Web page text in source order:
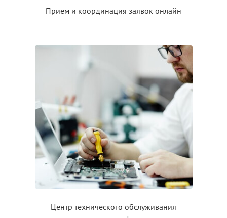
Прием и координация заявок онлайн
Центр технического обслуживания